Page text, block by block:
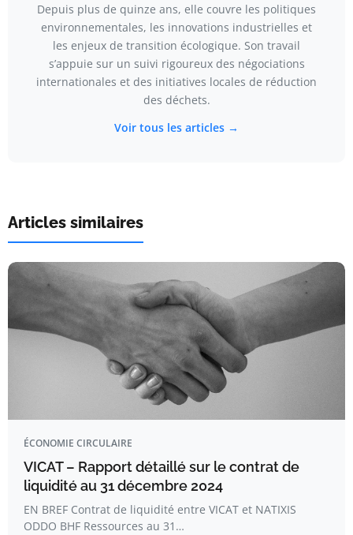
Depuis plus de quinze ans, elle couvre les politiques
environnementales, les innovations industrielles et
les enjeux de transition écologique. Son travail
s’appuie sur un suivi rigoureux des négociations
internationales et des initiatives locales de réduction
des déchets.
Voir tous les articles →
Articles similaires
ÉCONOMIE CIRCULAIRE
VICAT – Rapport détaillé sur le contrat de
liquidité au 31 décembre 2024
EN BREF Contrat de liquidité entre VICAT et NATIXIS
ODDO BHF Ressources au 31…